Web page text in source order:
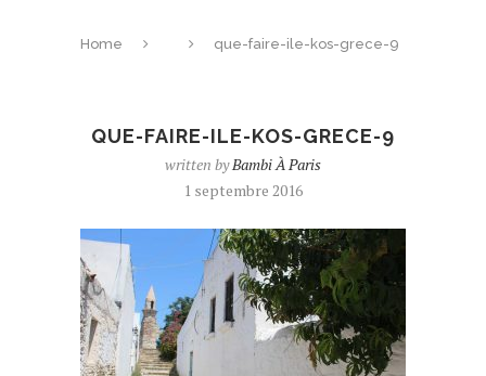
Home que-faire-ile-kos-grece-9
QUE-FAIRE-ILE-KOS-GRECE-9
written byBambi À Paris
1 septembre 2016